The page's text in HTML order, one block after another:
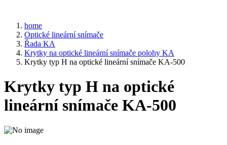
home
Optické lineární snímače
Řada KA
Krytky na optické lineární snímače polohy KA
Krytky typ H na optické lineární snímače KA-500
Krytky typ H na optické
lineární snímače KA-500